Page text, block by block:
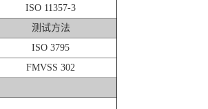
ISO 11357-3
测试方法
ISO 3795
FMVSS 302